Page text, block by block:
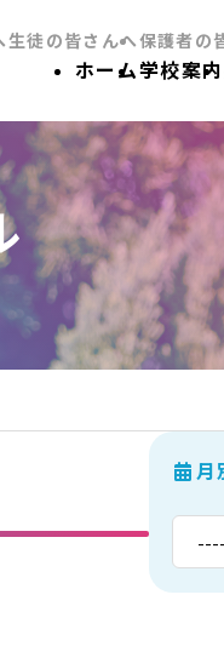
生徒の皆さんへ保護者の
ホーム 学校案内
月